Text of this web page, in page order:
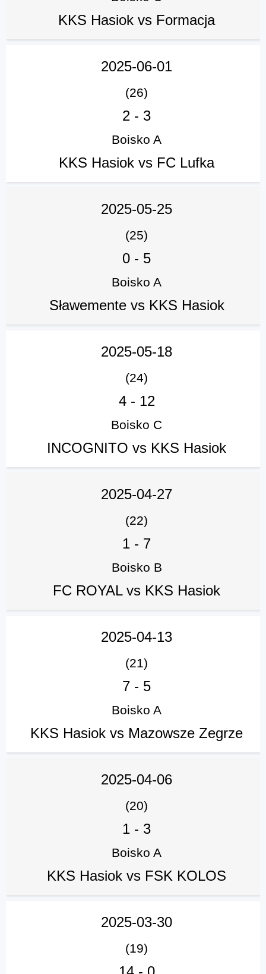
KKS Hasiok vs Formacja
2025-06-01
(26)
2 - 3
Boisko A
KKS Hasiok vs FC Lufka
2025-05-25
(25)
0 - 5
Boisko A
Sławemente vs KKS Hasiok
2025-05-18
(24)
4- 12
Boisko C
INCOGNITO vs KKS Hasiok
2025-04-27
(22)
1 - 7
Boisko B
FC ROYAL vs KKS Hasiok
2025-04-13
(21)
7 - 5
Boisko A
KKS Hasiok vs Mazowsze Zegrze
2025-04-06
(20)
1 - 3
Boisko A
KKS Hasiok vs FSK KOLOS
2025-03-30
(19)